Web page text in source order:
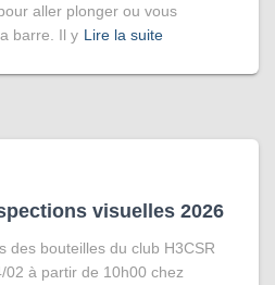
aller plonger ou vous
barre. Il y Lire la suite
visuelles 2026
des bouteilles du club H3CSR
à partir de 10h00 chez